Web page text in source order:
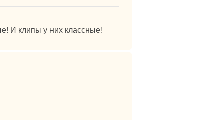
И клипы у них классные!